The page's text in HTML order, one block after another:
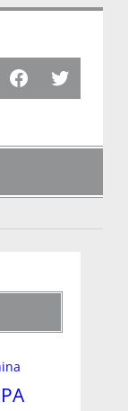
Facebook
Twitter